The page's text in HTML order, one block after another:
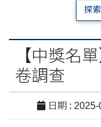
探
【中獎名
卷調查
日期 : 2025-